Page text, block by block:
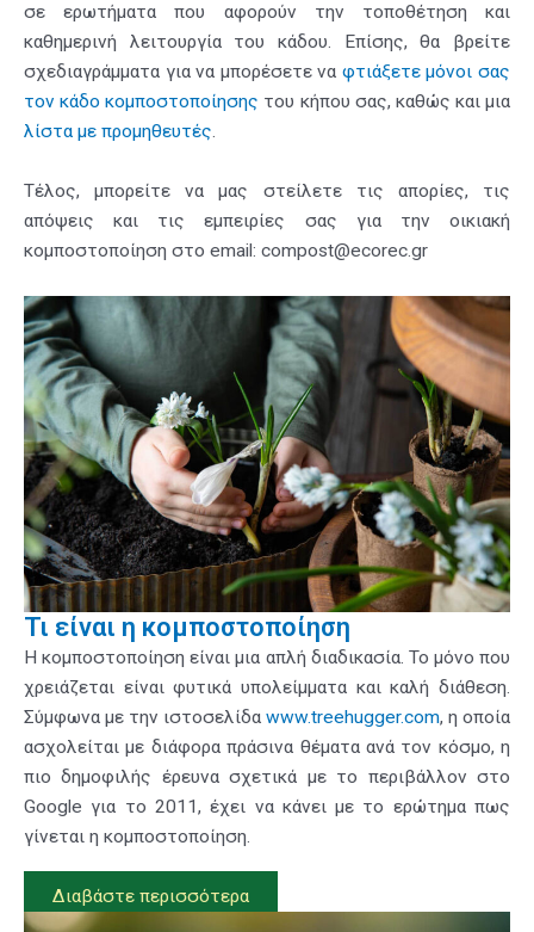
σε ερωτήματα που αφορούν την τοποθέτηση και
καθημερινή λειτουργία του κάδου. Επίσης, θα βρείτε
σχεδιαγράμματα για να μπορέσετε να φτιάξετε μόνοι σας
τον κάδο κομποστοποίησης του κήπου σας, καθώς και μια
λίστα με προμηθευτές.
Τέλος, μπορείτε να μας στείλετε τις απορίες, τις
απόψεις και τις εμπειρίες σας για την οικιακή
κομποστοποίηση στο email: compost@ecorec.gr
Τι είναι η κομποστοποίηση
Η κομποστοποίηση είναι μια απλή διαδικασία. Το μόνο που
χρειάζεται είναι φυτικά υπολείμματα και καλή διάθεση.
Σύμφωνα με την ιστοσελίδα www.treehugger.com, η οποία
ασχολείται με διάφορα πράσινα θέματα ανά τον κόσμο, η
πιο δημοφιλής έρευνα σχετικά με το περιβάλλον στο
Google για το 2011, έχει να κάνει με το ερώτημα πως
γίνεται η κομποστοποίηση.
Διαβάστε περισσότερα